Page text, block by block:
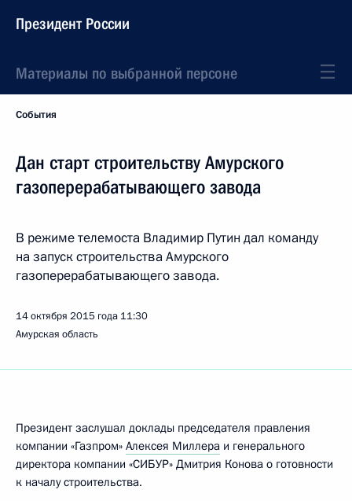
Президент России
Материалы по выбранной персоне
События
Дан старт строительству Амурского
газоперерабатывающего завода
В режиме телемоста Владимир Путин дал команду
на запуск строительства Амурского
газоперерабатывающего завода.
14 октября 2015 года 11:30
Амурская область
Президент заслушал доклады председателя правления
компании «Газпром» Алексея Миллера и генерального
директора компании «СИБУР» Дмитрия Конова о готовности
к началу строительства.